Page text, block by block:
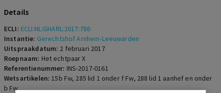
dat zij ten aanzien van het ontstaan
en het onbetaald laten van de
schulden te goeder trouw zijn in de
zin van artikel 288 lid 1 aanhef en
onder b Fw.
Details
ECLI: ECLI:NL:GHARL:2017:786
Instantie: Gerechtshof Arnhem-Leeuwarden
Uitspraakdatum: 2 februari 2017
Roepnaam: Het echtpaar X
Referentienummer: INS-2017-0161
Wetsartikelen:15b Fw, 285 lid 1 onder f Fw, 288 lid 1 aanhef en onder
b Fw